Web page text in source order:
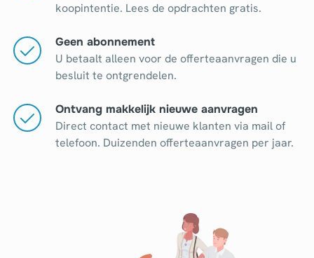
koopintentie. Lees de opdrachten gratis.
Geen abonnement
U betaalt alleen voor de offerteaanvragen die u
besluit te ontgrendelen.
Ontvang makkelijk nieuwe aanvragen
Direct contact met nieuwe klanten via mail of
telefoon. Duizenden offerteaanvragen per jaar.